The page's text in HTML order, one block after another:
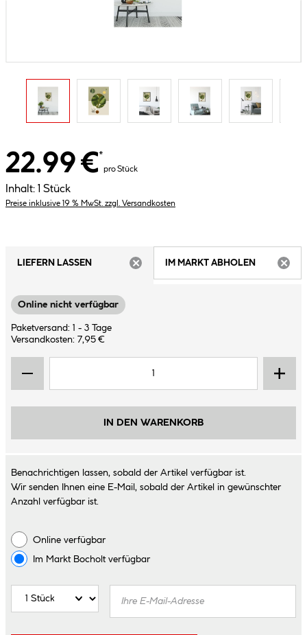
22.99 €*
pro Stück
Inhalt: 1 Stück
Preise inklusive 19 % MwSt. zzgl. Versandkosten
LIEFERN LASSEN
IM MARKT ABHOLEN
Online nicht verfügbar
Paketversand: 1 - 3 Tage
Versandkosten: 7,95 €
IN DEN WARENKORB
Benachrichtigen lassen, sobald der Artikel verfügbar ist.
Wir senden Ihnen eine E-Mail, sobald der Artikel in gewünschter
Anzahl verfügbar ist.
Online verfügbar
Im Markt Bocholtverfügbar